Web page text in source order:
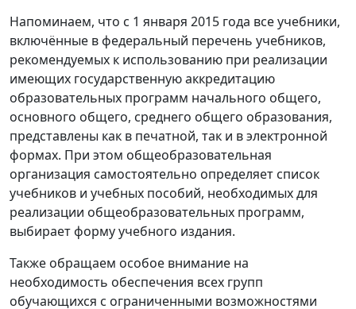
Напоминаем, что с 1 января 2015 года все учебники,
включённые в федеральный перечень учебников,
рекомендуемых к использованию при реализации
имеющих государственную аккредитацию
образовательных программ начального общего,
основного общего, среднего общего образования,
представлены как в печатной, так и в электронной
формах. При этом общеобразовательная
организация самостоятельно определяет список
учебников и учебных пособий, необходимых для
реализации общеобразовательных программ,
выбирает форму учебного издания.
Также обращаем особое внимание на
необходимость обеспечения всех групп
обучающихся с ограниченными возможностями